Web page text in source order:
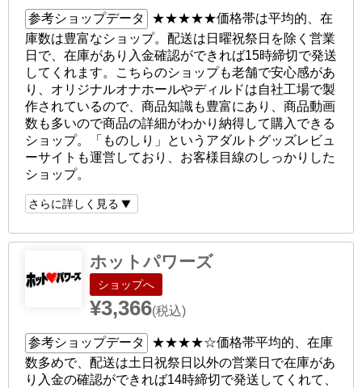
参考ショップデータ ★★★★★価格帯は平均的、在
庫数は豊富なショップ。配送は日曜祝祭日を除く営業
日で、在庫があり入金確認ができれば15時締切で発送
してくれます。こちらのショップも老舗で安心感があ
り、オリジナルオナホールやディルドは自社工場で製
作されているので、商品知識も豊富にあり、商品動画
数も多いので商品の詳細がわかり納得して購入できる
ショップ。「ものしり」というアダルトグッズレビュ
ーサイトも運営しており、お客様目線のしっかりした
ショップ。
さらに詳しく見る
ホットパワーズ
ショップへ
¥3,366(税込)
参考ショップデータ ★★★★☆価格帯平均的、在庫
数多めで、配送は土日祝祭日以外の営業日で在庫があ
り入金の確認ができれば14時締切で発送してくれて、